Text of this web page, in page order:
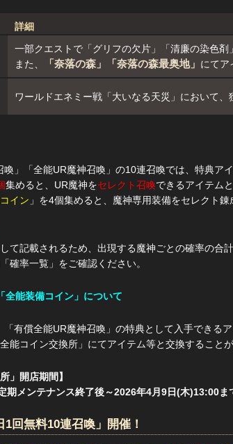
詳細
一部クエストで「グリフの欠片」「清廉の染色剤
また、
「奈落の森」「奈落の森最奥地」 にてア
ワールドエネミー戦「大いなる天災」において、
喚」「全能UR魔神召喚」の10連召喚では、特典ア
集めると、UR魔神をセレクト召喚できるアイテム
イン 」を4個集めると、魔神専用装備をセレクト錬
て記載されるため、出現する魔神ごとの確率の合
確率一覧」をご確認ください。
全能装備コイン」について
「有償全能UR魔神召喚」の特典として入手できるア
能コイン交換所」にてアイテム等と交換することが
」開店期間】
期メンテナンス終了後～2026年4月9日(木)13:00ま
1回無料10連召喚」開催！